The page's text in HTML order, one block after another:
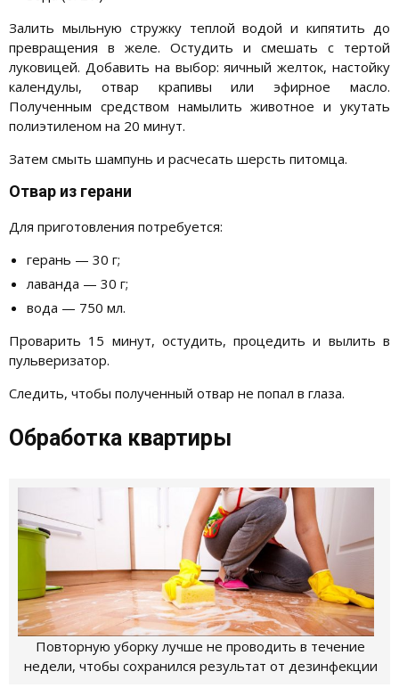
Залить мыльную стружку теплой водой и кипятить до
превращения в желе. Остудить и смешать с тертой
луковицей. Добавить на выбор: яичный желток, настойку
календулы, отвар крапивы или эфирное масло.
Полученным средством намылить животное и укутать
полиэтиленом на 20 минут.
Затем смыть шампунь и расчесать шерсть питомца.
Отвар из герани
Для приготовления потребуется:
герань — 30 г;
лаванда — 30 г;
вода — 750 мл.
Проварить 15 минут, остудить, процедить и вылить в
пульверизатор.
Следить, чтобы полученный отвар не попал в глаза.
Обработка квартиры
Повторную уборку лучше не проводить в течение
недели, чтобы сохранился результат от дезинфекции